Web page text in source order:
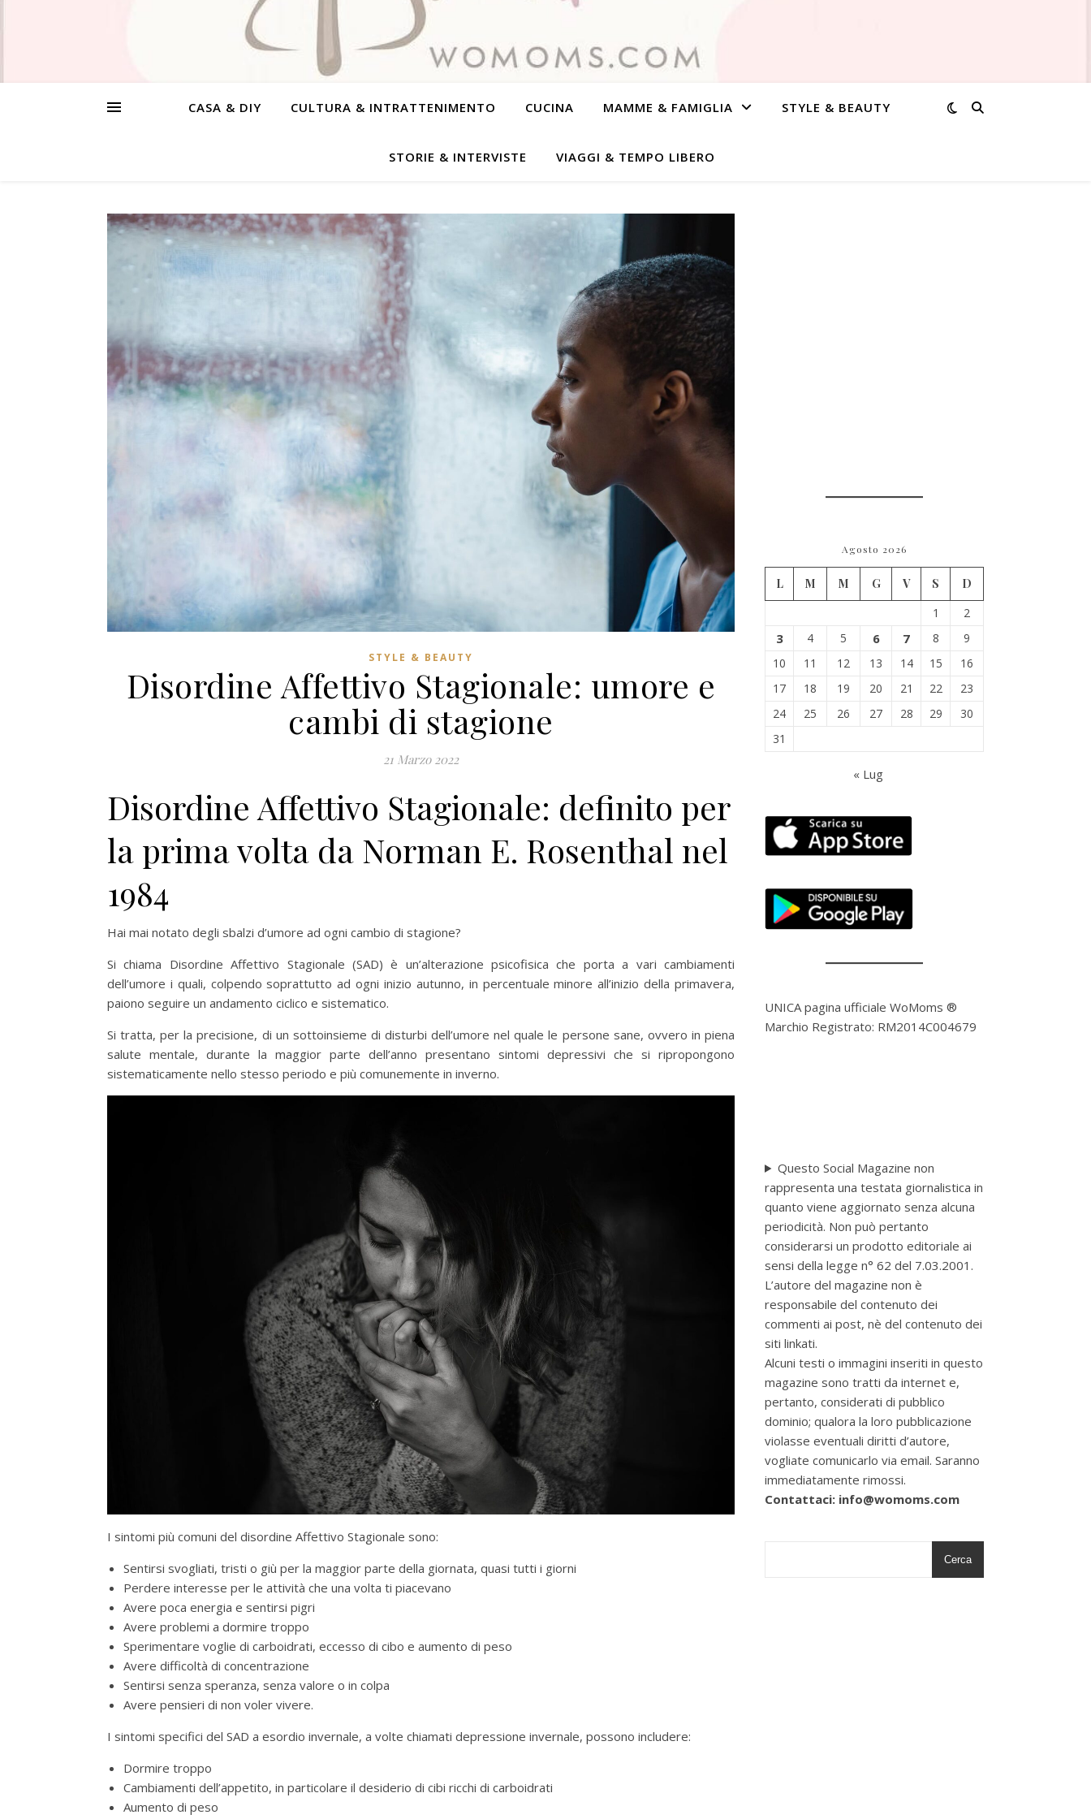
CASA & DIY CULTURA & INTRATTENIMENTO CUCINA MAMME & FAMIGLIA STYLE & BEAUTY
STORIE & INTERVISTE VIAGGI & TEMPO LIBERO
STYLE & BEAUTY
Disordine Affettivo Stagionale: umore e
cambi di stagione
21 Marzo 2022
Disordine Affettivo Stagionale: definito per
la prima volta da Norman E. Rosenthal nel
1984
Hai mai notato degli sbalzi d’umore ad ogni cambio di stagione?
Si chiama Disordine Affettivo Stagionale (SAD) è un’alterazione psicofisica che porta a vari cambiamenti
dell’umore i quali, colpendo soprattutto ad ogni inizio autunno, in percentuale minore all’inizio della primavera,
paiono seguire un andamento ciclico e sistematico.
Si tratta, per la precisione, di un sottoinsieme di disturbi dell’umore nel quale le persone sane, ovvero in piena
salute mentale, durante la maggior parte dell’anno presentano sintomi depressivi che si ripropongono
sistematicamente nello stesso periodo e più comunemente in inverno.
I sintomi più comuni del disordine Affettivo Stagionale sono:
Sentirsi svogliati, tristi o giù per la maggior parte della giornata, quasi tutti i giorni
Perdere interesse per le attività che una volta ti piacevano
Avere poca energia e sentirsi pigri
Avere problemi a dormire troppo
Sperimentare voglie di carboidrati, eccesso di cibo e aumento di peso
Avere difficoltà di concentrazione
Sentirsi senza speranza, senza valore o in colpa
Avere pensieri di non voler vivere.
I sintomi specifici del SAD a esordio invernale, a volte chiamati depressione invernale, possono includere:
Dormire troppo
Cambiamenti dell’appetito, in particolare il desiderio di cibi ricchi di carboidrati
Aumento di peso
Agosto 2026
L M M G V S
D
1
2
3 4 5 6 7 8
9
10
11 12 13 14 15
16
17
18 19 20 21 22
23
24
25 26 27 28 29
30
31
« Lug
UNICA pagina ufficiale WoMoms ®
Marchio Registrato: RM2014C004679
Questo Social Magazine non
rappresenta una testata giornalistica in
quanto viene aggiornato senza alcuna
periodicità. Non può pertanto
considerarsi un prodotto editoriale ai
sensi della legge n° 62 del 7.03.2001.
L’autore del magazine non è
responsabile del contenuto dei
commenti ai post, nè del contenuto dei
siti linkati.
Alcuni testi o immagini inseriti in questo
magazine sono tratti da internet e,
pertanto, considerati di pubblico
dominio; qualora la loro pubblicazione
violasse eventuali diritti d’autore,
vogliate comunicarlo via email. Saranno
immediatamente rimossi.
Contattaci: info@womoms.com
Cerca